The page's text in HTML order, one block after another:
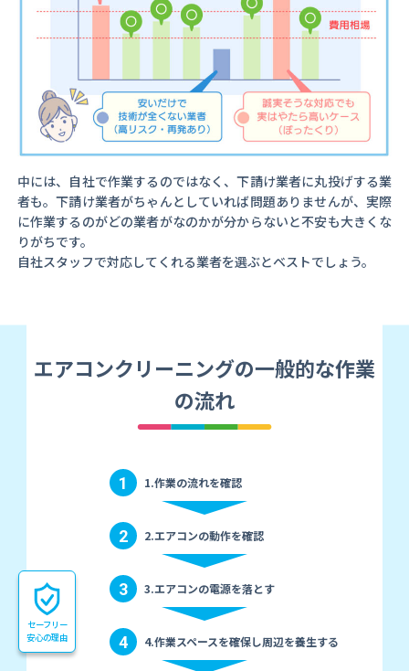
中には、自社で作業するのではなく、下請け業者に丸投げする業
者も。下請け業者がちゃんとしていれば問題ありませんが、実際
に作業するのがどの業者がなのかが分からないと不安も大きくな
りがちです。
自社スタッフで対応してくれる業者を選ぶとベストでしょう。
エアコンクリーニングの一般的な作業
の流れ
1 1.作業の流れを確認
2 2.エアコンの動作を確認
3 3.エアコンの電源を落とす
4 4.作業スペースを確保し周辺を養生する
セーフリー
安心の理由